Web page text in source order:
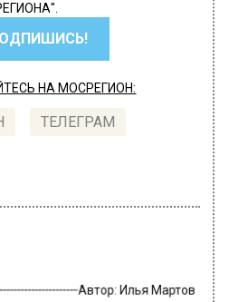
НА МОСРЕГИОН:
ТЕЛЕГРАМ
знак отличия